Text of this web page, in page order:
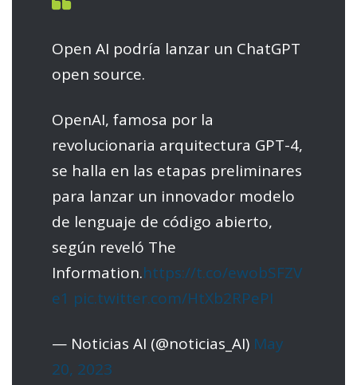
Open AI podría lanzar un ChatGPT
open source.
OpenAI, famosa por la
revolucionaria arquitectura GPT-4,
se halla en las etapas preliminares
para lanzar un innovador modelo
de lenguaje de código abierto,
según reveló The
Information.https://t.co/ewobSFZV
e1 pic.twitter.com/HtXb2RPePI
— Noticias AI (@noticias_AI) May
20, 2023